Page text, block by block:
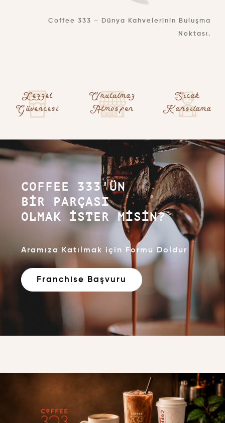
Coffee 333 – Dünya Kahvelerinin Buluşma
Noktası.
Lezzet
Güvencesi
Unutulmaz
Atmosfer
Sıcak
Karsılama
COFFEE 333'ÜN
BIR PARÇASI
OLMAK İSTER MISIN?
Aramıza Katılmak için Formu Doldur
Franchise Başvuru